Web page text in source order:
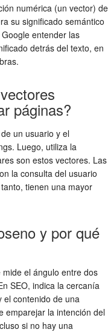
numérica (un vector) de
su significado semántico
entender las
detrás del texto, en
páginas?
un usuario y el
Luego, utiliza la
son estos vectores. Las
la consulta del usuario
tienen una mayor
y por qué
el ángulo entre dos
SEO, indica la cercanía
el contenido de una
emparejar la intención del
si no hay una